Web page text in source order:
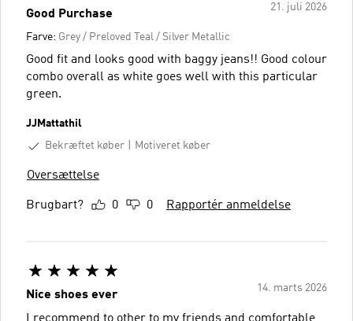
21. juli 2026
Good Purchase
Farve: Grey / Preloved Teal / Silver Metallic
Good fit and looks good with baggy jeans!! Good colour
combo overall as white goes well with this particular
green.
JJMattathil
Bekræftet køber
Motiveret køber
Oversættelse
Brugbart? 0 0 Rapportér anmeldelse
14. marts 2026
Nice shoes ever
I recommend to other to my friends and comfortable